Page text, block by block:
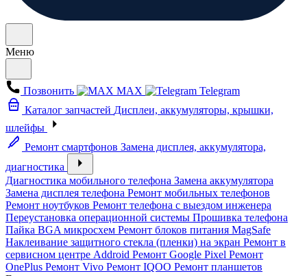
Меню
Позвонить MAX
Telegram
Каталог запчастей Дисплеи, аккумуляторы, крышки,
шлейфы
Ремонт смартфонов Замена дисплея, аккумулятора,
диагностика
Диагностика мобильного телефона Замена аккумулятора
Замена дисплея телефона Ремонт мобильных телефонов
Ремонт ноутбуков Ремонт телефона с выездом инженера
Переустановка операционной системы Прошивка телефона
Пайка BGA микросхем Ремонт блоков питания MagSafe
Наклеивание защитного стекла (пленки) на экран Ремонт в
сервисном центре Addroid Ремонт Google Pixel Ремонт
OnePlus Ремонт Vivo Ремонт IQOO Ремонт планшетов